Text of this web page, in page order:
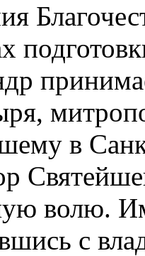
в
волю.
с